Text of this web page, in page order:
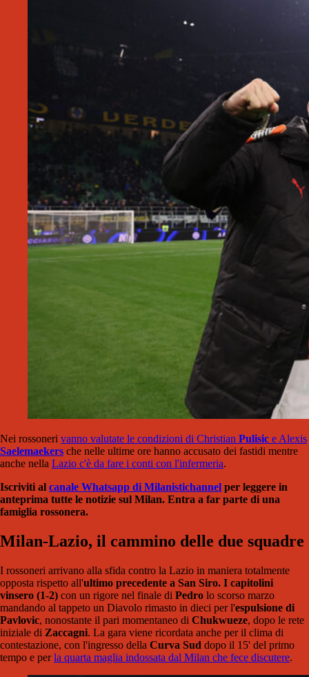
Nei rossoneri vanno valutate le condizioni di Christian Pulisic e Alexis
Saelemaekers che nelle ultime ore hanno accusato dei fastidi mentre
anche nella Lazio c'è da fare i conti con l'infermeria.
Iscriviti al canale Whatsapp di Milanistichannel per leggere in
anteprima tutte le notizie sul Milan. Entra a far parte di una
famiglia rossonera.
Milan-Lazio, il cammino delle due squadre
I rossoneri arrivano alla sfida contro la Lazio in maniera totalmente
opposta rispetto all'ultimo precedente a San Siro. I capitolini
vinsero (1-2) con un rigore nel finale di Pedro lo scorso marzo
mandando al tappeto un Diavolo rimasto in dieci per l'espulsione di
Pavlovic, nonostante il pari momentaneo di Chukwueze, dopo le rete
iniziale di Zaccagni. La gara viene ricordata anche per il clima di
contestazione, con l'ingresso della Curva Sud dopo il 15' del primo
tempo e perla quarta maglia indossata dal Milan che fece discutere.